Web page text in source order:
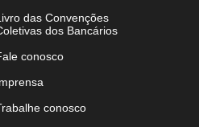
das Convenções
dos Bancários
conosco
conosco